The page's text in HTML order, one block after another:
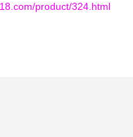
product/324.html